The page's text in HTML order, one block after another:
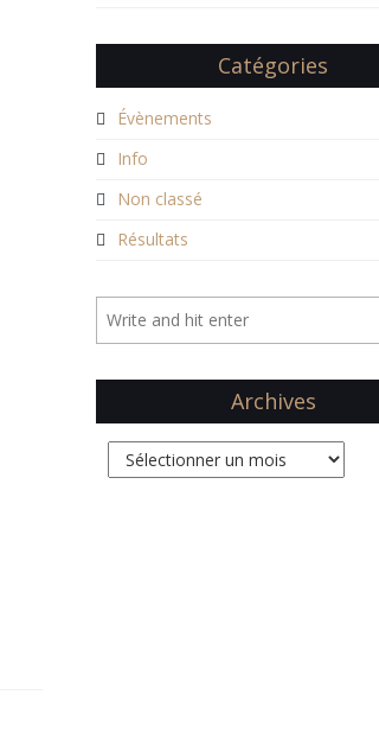
Catégories
Évènements
Info
Non classé
Résultats
Archives
Archives